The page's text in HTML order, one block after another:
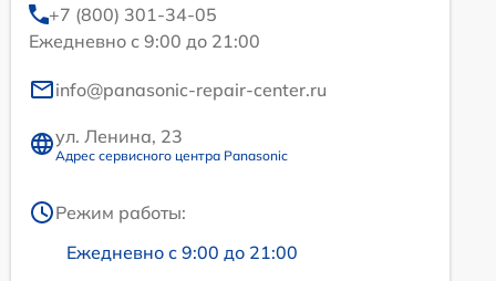
+7 (800) 301-34-05
Ежедневно с 9:00 до 21:00
info@panasonic-repair-center.ru
ул. Ленина, 23
Адрес сервисного центра Panasonic
Режим работы:
Ежедневно с 9:00 до 21:00